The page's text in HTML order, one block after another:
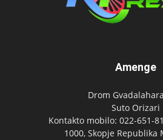
Amenge
Drom
Suto Orizari
Kontakto mobilo: 022-651-
1000, Skopje Republika